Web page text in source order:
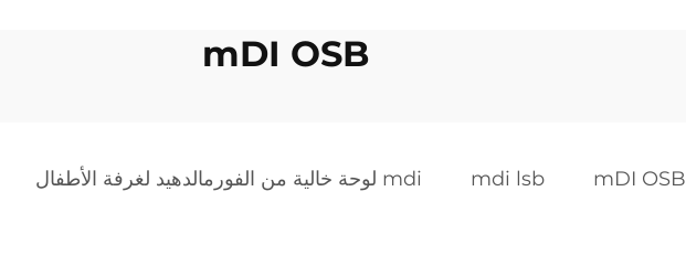
mDI OSB
mDI OSB
mdi lsb mdi لوحة خالية من الفورمالدهيد لغرفة الأطفال